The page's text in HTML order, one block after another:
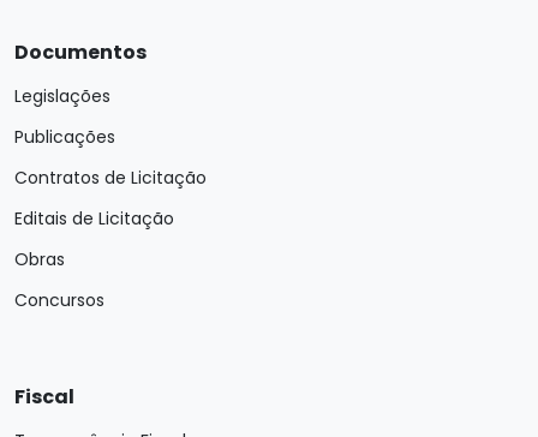
Documentos
Legislações
Publicações
Contratos de Licitação
Editais de Licitação
Obras
Concursos
Fiscal